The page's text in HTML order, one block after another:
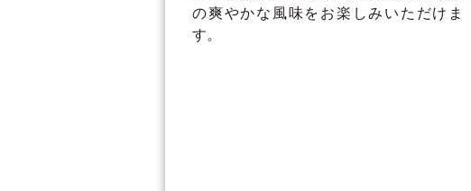
の爽やかな風味をお楽しみいただけま
す。